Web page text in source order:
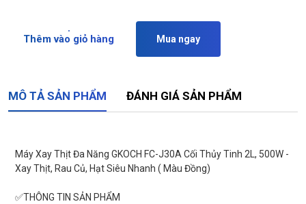
Thêm vào giỏ hàng Mua ngay
MÔ TẢ SẢN PHẨM ĐÁNH GIÁ SẢN PHẨM
Máy Xay Thịt Đa Năng GKOCH FC-J30A Cối Thủy Tinh 2L, 500W -
Xay Thịt, Rau Củ, Hạt Siêu Nhanh ( Màu Đồng)
✅THÔNG TIN SẢN PHẨM